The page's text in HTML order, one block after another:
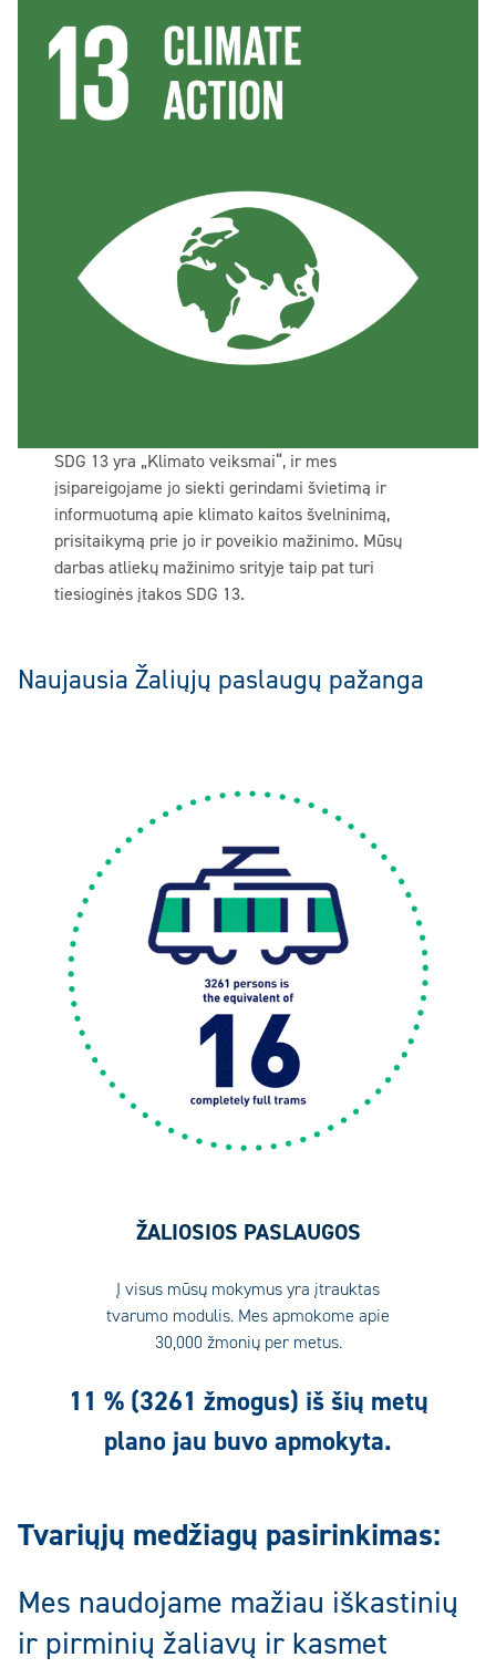
SDG 13 yra „Klimato veiksmai“, ir mes
įsipareigojame jo siekti gerindami švietimą ir
informuotumą apie klimato kaitos švelninimą,
prisitaikymą prie jo ir poveikio mažinimo. Mūsų
darbas atliekų mažinimo srityje taip pat turi
tiesioginės įtakos SDG 13.
Naujausia Žaliųjų paslaugų pažanga
ŽALIOSIOS PASLAUGOS
Į visus mūsų mokymus yra įtrauktas
tvarumo modulis. Mes apmokome apie
30,000 žmonių per metus.
11 % (3261 žmogus) iš šių metų
plano jau buvoapmokyta.
Tvariųjų medžiagų pasirinkimas:
Mes naudojame mažiau iškastinių
ir pirminių žaliavų ir kasmet